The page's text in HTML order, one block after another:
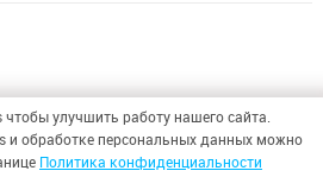
улучшить работу нашего сайта.
и обработке персональных данных можно
Политика конфиденциальности